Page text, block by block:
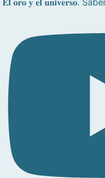
𝐄𝐥 𝐨𝐫𝐨 𝐲 𝐞𝐥 𝐮𝐧𝐢𝐯𝐞𝐫𝐬𝐨.